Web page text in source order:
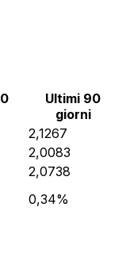
Ultimi 90
giorni
2,1267
2,0083
2,0738
0,34%